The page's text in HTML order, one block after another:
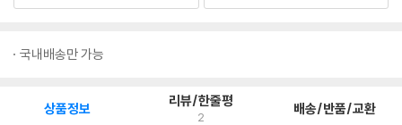
국내배송만 가능
상품정보 리뷰/한줄평
2 배송/반품/교환